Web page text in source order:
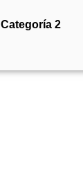
Categoría 2